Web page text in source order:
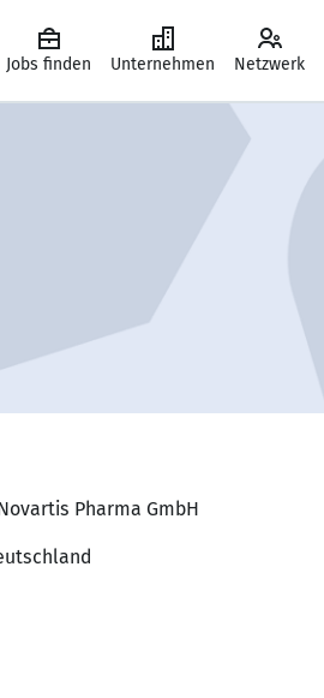
Jobs finden Unternehmen Netzwerk
Pharma GmbH